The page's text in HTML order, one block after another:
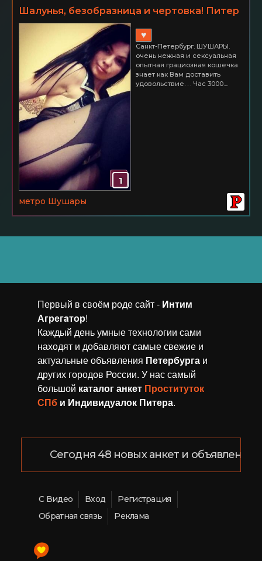
Шалунья, безобразница и чертовка! Питер
ШУШАРЫ Час 3000
1
♥
Санкт-Петербург. ШУШАРЫ.
очень нежная и сексуальная
опытная грациозная кошечка
знает как Вам доставить
удовольствие. . . Час 3000....
метро Шушары
Первый в своём роде сайт - Интим
Агрегaтор!
Каждый день умные технологии сами
находят и добавляют самые свежие и
актуальные объявления Петербурга и
других городов России. У нас самый
большой каталог анкет Проституток
СПб и Индивидуалок Питера.
Сегодня 48 новых анкет и объявлений!
С Видео Вход
Регистрация
Обратная связь
Реклама